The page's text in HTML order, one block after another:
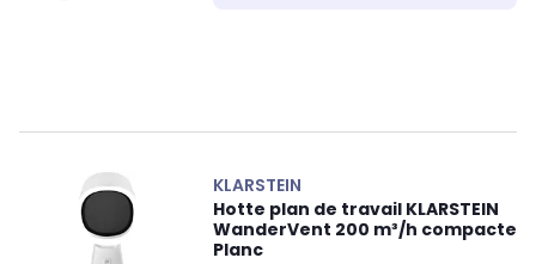
KLARSTEIN
Hotte plan de travail KLARSTEIN
WanderVent 200 m³/h compacte
Planc